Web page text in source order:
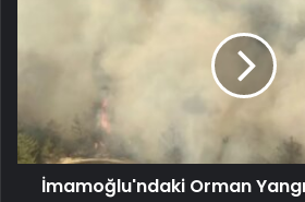
İmamoğlu'ndaki Orman